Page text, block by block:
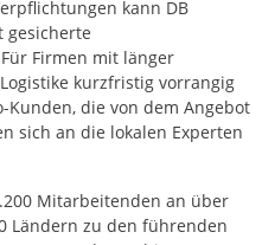
kann DB
gesicherte
Firmen mit länger
kurzfristig vorrangig
Kunden, die von dem Angebot
sich an die lokalen Experten
Mitarbeitenden an über
Ländern zu den führenden